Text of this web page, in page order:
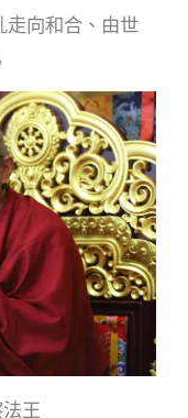
走向和合、由世
王